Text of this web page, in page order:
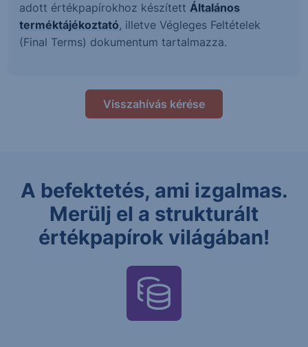
adott értékpapírokhoz készített Általános
terméktájékoztató, illetve Végleges Feltételek
(Final Terms) dokumentum tartalmazza.
Visszahívás kérése
A befektetés, ami izgalmas.
Merülj el a strukturált
értékpapírok világában!